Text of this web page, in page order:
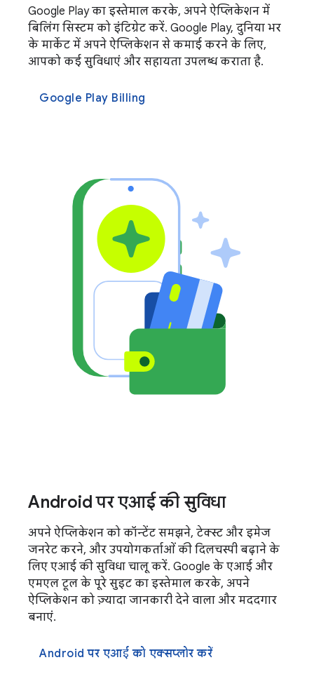
Google Play का इस्तेमाल करके, अपने ऐप्लिकेशन में
बिलिंग सिस्टम को इंटिग्रेट करें. Google Play, दुनिया भर
के मार्केट में अपने ऐप्लिकेशन से कमाई करने के लिए,
आपको कई सुविधाएं और सहायता उपलब्ध कराता है.
Google Play Billing
Android पर एआई की सुविधा
अपने ऐप्लिकेशन को कॉन्टेंट समझने, टेक्स्ट और इमेज
जनरेट करने, और उपयोगकर्ताओं की दिलचस्पी बढ़ाने के
लिए एआई की सुविधा चालू करें. Google के एआई और
एमएल टूल के पूरे सुइट का इस्तेमाल करके, अपने
ऐप्लिकेशन को ज़्यादा जानकारी देने वाला और मददगार
बनाएं.
Android पर एआई को एक्सप्लोर करें